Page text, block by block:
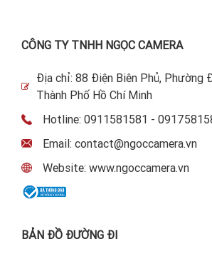
CÔNG TY TNHH NGỌC CAMERA
Địa chỉ: 88 Điện Biên Phủ, Phường
Thành Phố Hồ Chí Minh
Hotline: 0911581581 -
Email: contact@ngoccamera.vn
Website: www.ngoccamera.vn
BẢN ĐỒ ĐƯỜNG ĐI